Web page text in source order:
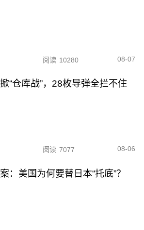
阅读 10280 08-07
“仓库战”，28枚导弹全拦不住
阅读 7077 08-06
：美国为何要替日本“托底”？